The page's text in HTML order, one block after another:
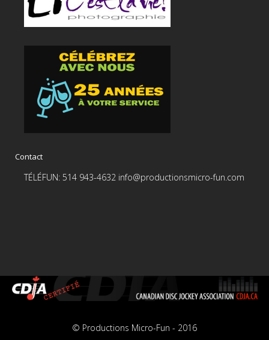
Contact
TÉLÉFUN: 514 943-4632 info@productionsmicro-fun.com
© Productions Micro-Fun - 2016